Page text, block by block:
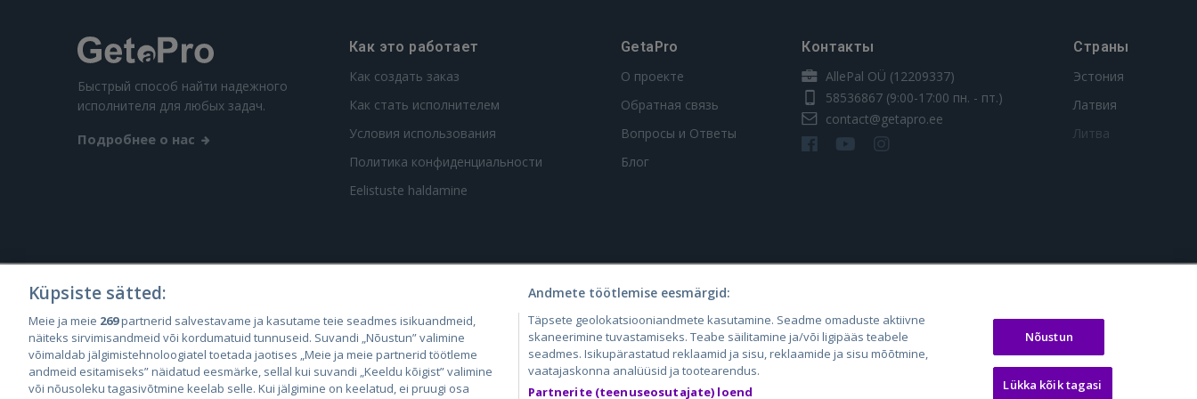
Быстрый способ найти надежного
исполнителя для любых задач.
Подробнее о нас
Как это работает
Как создать заказ
Как стать исполнителем
Условия использования
Политика конфиденциальности
Eelistuste haldamine
GetaPro
О проекте
Обратная связь
Вопросы и Ответы
Блог
Контакты
AllePal OÜ (12209337)
58536867 (9:00-17:00 пн. - пт.)
contact@getapro.ee
Страны
Эстония
Латвия
Литва
City24.lv
City24.ee
GetaPro.lv
GetaPro.ee
Skelbiu.lt
Autoplius.lt
Aruodas.lt
CVbankas.lt
Kainos.lt
Paslaugos.lt
auto24.ee
KV.ee
KuldneBörs.ee
Küpsiste sätted:
Meie ja meie 269partnerid salvestavame ja kasutame teie seadmes isikuandmeid,
näiteks sirvimisandmeid või kordumatuid tunnuseid. Suvandi „Nõustun” valimine
võimaldab jälgimistehnoloogiatel toetada jaotises „Meie ja meie partnerid töötleme
andmeid esitamiseks” näidatud eesmärke, sellal kui suvandi „Keeldu kõigist” valimine
või nõusoleku tagasivõtmine keelab selle. Kui jälgimine on keelatud, ei pruugi osa
Andmete töötlemise eesmärgid:
Täpsete geolokatsiooniandmete kasutamine. Seadme omaduste aktiivne
skaneerimine tuvastamiseks. Teabe säilitamine ja/või ligipääs teabele
seadmes. Isikupärastatud reklaamid ja sisu, reklaamide ja sisu mõõtmine,
vaatajaskonna analüüsid ja tootearendus.
Partnerite (teenuseosutajate) loend
Nõustun
Lükka kõik tagasi